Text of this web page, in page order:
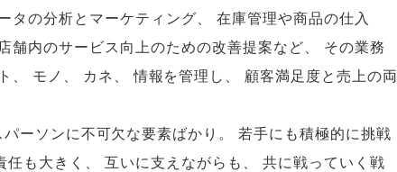
タの分析とマーケティング、
在庫管理や商品の仕入
店舗内のサービス向上のための改善提案など、
その業務
、 モノ 、 カネ、 情報を管理し 、
顧客満足度と売上の両
ーソンに不可欠な要素ばかり 。
若手にも積極的に挑戦
も大きく 、 互いに支えながらも 、
共に戦っていく戦